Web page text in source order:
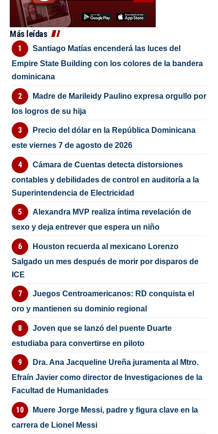
Más leídas
Santiago Matías encenderá las luces del
Empire State Building con los colores de la bandera
dominicana
Madre de Marileidy Paulino expresa orgullo por
los logros de su hija
Precio del dólar en la República Dominicana
este viernes 7 de agosto de 2026
Cámara de Cuentas detecta distorsiones
contables y debilidades de control en auditoría a la
Superintendencia de Electricidad
Alexandra MVP realiza íntima revelación de
sexo y deja entrever que espera un niño
Houston recuerda al mexicano Lorenzo
Salgado un mes después de morir por disparos de
ICE
Juegos Centroamericanos: RD conquista el
oro y mantienen su dominio regional
Joven que se lanzó del puente Duarte
estudiaba para convertirse en piloto
Dra. Ana Jacqueline Ureña juramenta al Mtro.
Efraín Javier como director de Investigaciones de la
Facultad de Humanidades
Muere Jorge Messi, padre y figura clave en la
carrera de Lionel Messi